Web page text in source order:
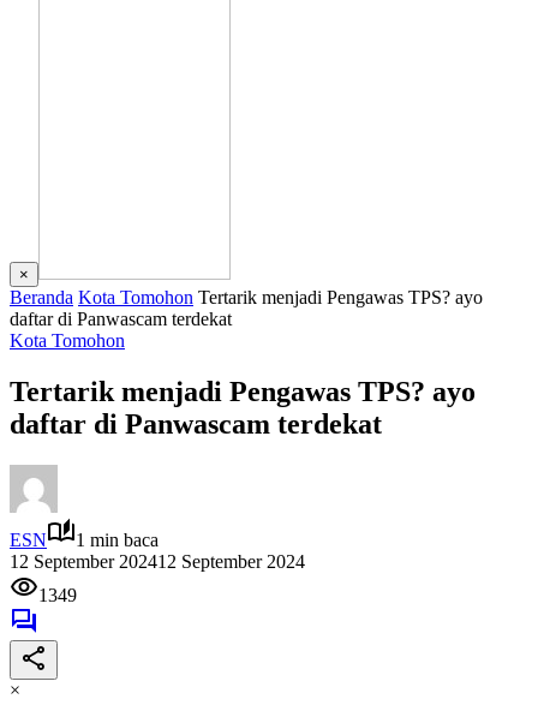
×
Beranda Kota Tomohon Tertarik menjadi Pengawas TPS? ayo
daftar di Panwascam terdekat
Kota Tomohon
Tertarik menjadi Pengawas TPS? ayo
daftar di Panwascam terdekat
ESN
1 min baca
12 September 202412 September 2024
1349
×